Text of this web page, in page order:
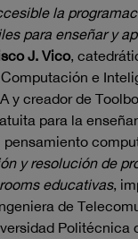
la
para enseñar y
J. Vico,
e
y creador de
para la
pensamiento
y resolución de
educativas,
ingeniera de
Politécnica